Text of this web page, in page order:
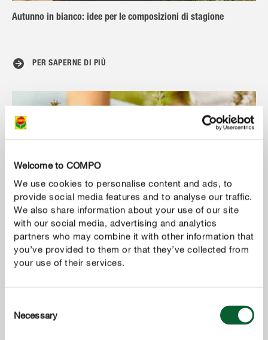
Welcome to COMPO
We use cookies to personalise content and ads, to
provide social media features and to analyse our traffic.
We also share information about your use of our site
with our social media, advertising and analytics
partners who may combine it with other information that
you’ve provided to them or that they’ve collected from
your use of their services.
Selection
Necessary
Autunno in bianco: idee per le composizioni di stagione
PER SAPERNE DI PIÙ